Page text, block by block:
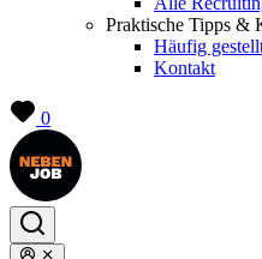
Praktische Tipps &
Häufig
Kontakt
0